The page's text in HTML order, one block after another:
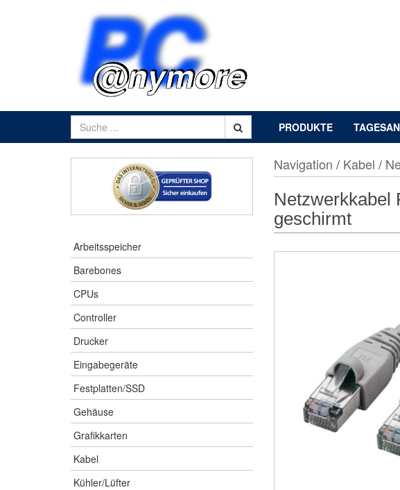
PRODUKTE
Arbeitsspeicher
Barebones
CPUs
Controller
Drucker
Eingabegeräte
Festplatten/SSD
Gehäuse
Grafikkarten
Kabel
Kühler/Lüfter
Navigation / Kabel /
Netzwerkkabel
geschirmt